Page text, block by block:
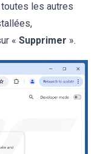
toutes les autres
« Supprimer ».